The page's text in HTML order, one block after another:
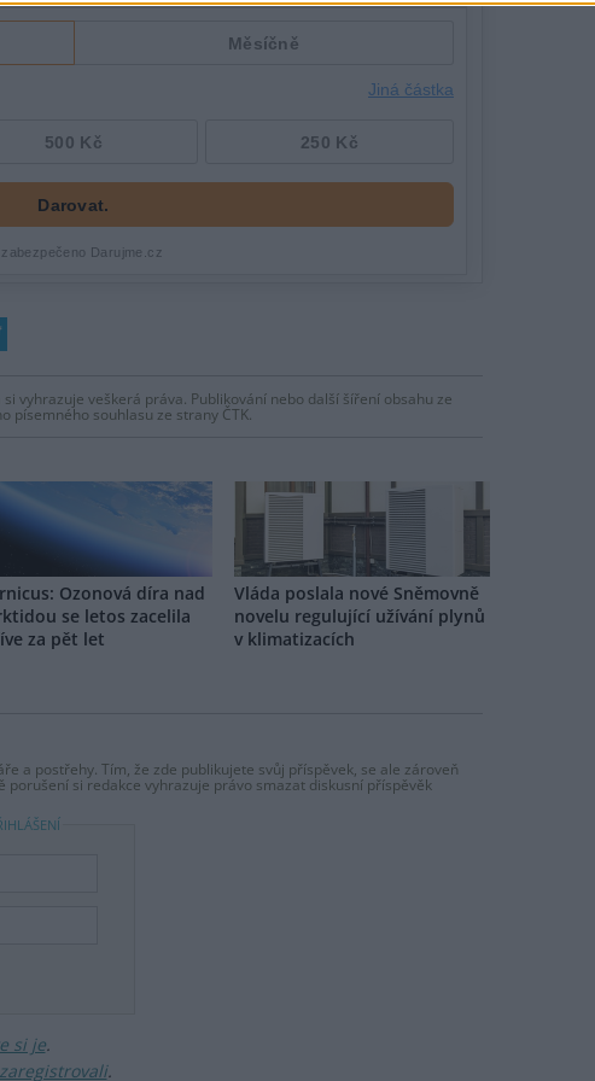
vyhrazuje veškerá práva. Publikování nebo další šíření obsahu ze
písemného souhlasu ze strany ČTK.
Ozonová díra nad
se letos zacelila
za pět let
Vláda poslala nové Sněmovně
novelu regulující užívání plynů
v klimatizacích
a postřehy. Tím, že zde publikujete svůj příspěvek, se ale zároveň
porušení si redakce vyhrazuje právo smazat diskusní příspěvěk
si je.
zaregistrovali.